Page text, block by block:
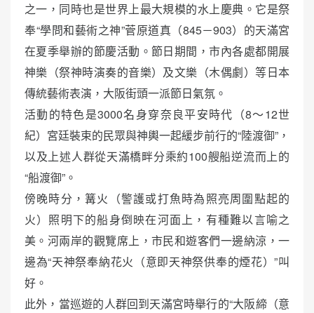
之一，同時也是世界上最大規模的水上慶典。它是祭
奉“學問和藝術之神”菅原道真（845－903）的天滿宮
在夏季舉辦的節慶活動。節日期間，市內各處都開展
神樂（祭神時演奏的音樂）及文樂（木偶劇）等日本
傳統藝術表演，大阪街頭一派節日氣氛。
活動的特色是3000名身穿奈良平安時代（8〜12世
紀）宮廷裝束的民眾與神輿一起緩步前行的“陸渡御”，
以及上述人群從天滿橋畔分乘約100艘船逆流而上的
“船渡御”。
傍晚時分，篝火（警護或打魚時為照亮周圍點起的
火）照明下的船身倒映在河面上，有種難以言喻之
美。河兩岸的觀覽席上，市民和遊客們一邊納涼，一
邊為“天神祭奉納花火（意即天神祭供奉的煙花）”叫
好。
此外，當巡遊的人群回到天滿宮時舉行的“大阪締（意